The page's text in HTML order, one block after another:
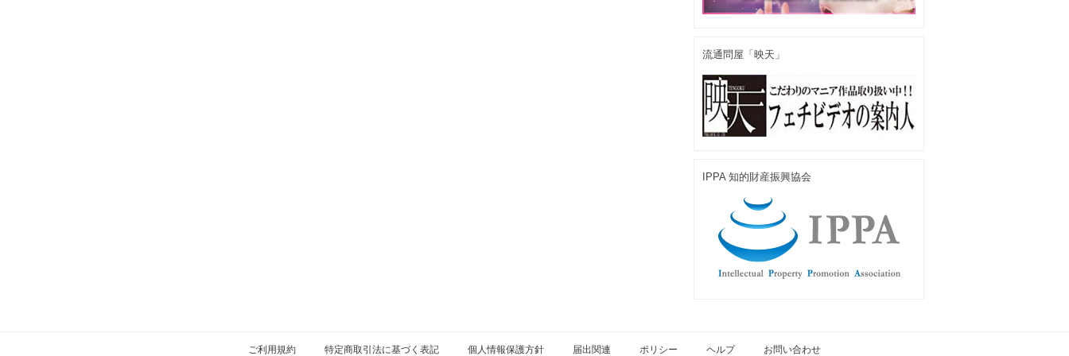
流通問屋「映天」
IPPA 知的財産振興協会
ご利用規約 特定商取引法に基づく表記 個人情報保護方針 届出関連 ポリシー ヘルプ お問い合わせ